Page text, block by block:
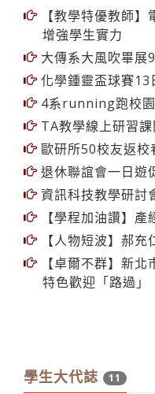
【教學特優教師】
增強學生實力
大傳系大風吹畢展
化學鍾靈盃球賽13
4系running跑校園
TA教學線上研習課
歐研所50校友返校
退休聯誼會一日遊
資訊科技教學研討
【學程加油讚】產
【人物短波】郝充
【卓爾不群】新北
特色歡迎「路過」
學生大代誌 11